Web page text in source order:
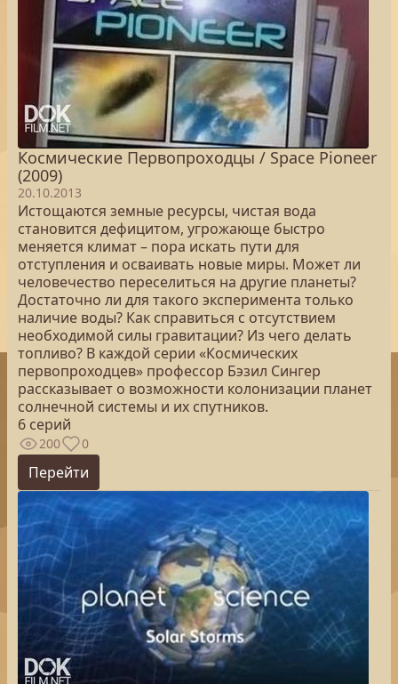
Космические Первопроходцы / Space Pioneer
(2009)
20.10.2013
Истощаются земные ресурсы, чистая вода
становится дефицитом, угрожающе быстро
меняется климат – пора искать пути для
отступления и осваивать новые миры. Может ли
человечество переселиться на другие планеты?
Достаточно ли для такого эксперимента только
наличие воды? Как справиться с отсутствием
необходимой силы гравитации? Из чего делать
топливо? В каждой серии «Космических
первопроходцев» профессор Бэзил Сингер
рассказывает о возможности колонизации планет
солнечной системы и их спутников.
6 серий
200 0
Перейти